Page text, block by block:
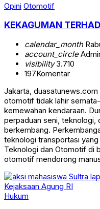
Opini Otomotif
KEKAGUMAN
calendar_month
account_circle
visibility3.710
197Komentar
Jakarta, duasatunews.com
otomotif tidak lahir
kemewahan kendaraan.
perpaduan seni, teknologi,
berkembang.
teknologi transportasi
Teknologi dan Otomotif di
otomotif mendorong
Hukum